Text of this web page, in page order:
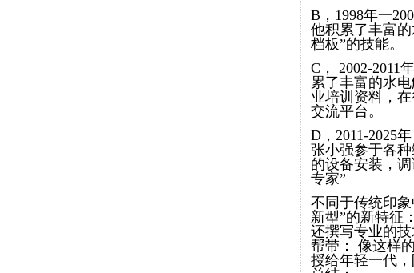
B，1998年一
他积累了丰富
档板”的技能。
C， 2002-2011
累了丰富的水
业培训资料，
交流平台。
D，2011-2025
张小强参于各
的设备安装，
专家”
不同于传统印
新型”的新特征
还撰写专业的
帮带： 像这样
授给年轻一代，